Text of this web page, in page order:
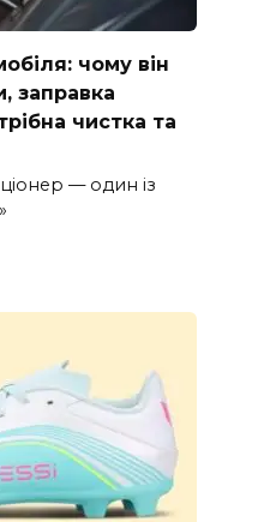
чому він
заправка
чистка та
— один із